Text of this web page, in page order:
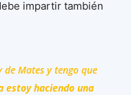
impartir también
Mates y tengo que
estoy haciendo una